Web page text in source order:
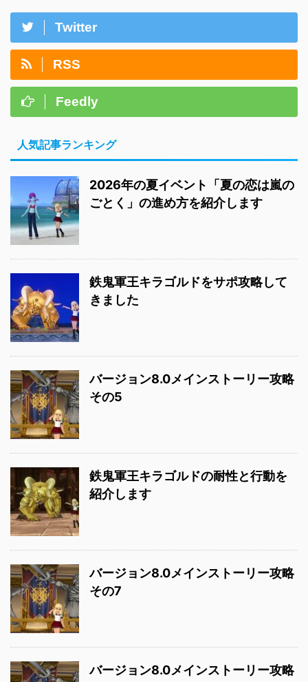
Twitter
RSS
Feedly
人気記事ランキング
2026年の夏イベント「夏の恋は嵐の
ごとく」の進め方を紹介します
鉄鬼軍王キラゴルドをサポ攻略して
きました
バージョン8.0メインストーリー攻略
その5
鉄鬼軍王キラゴルドの耐性と行動を
紹介します
バージョン8.0メインストーリー攻略
その7
バージョン8.0メインストーリー攻略